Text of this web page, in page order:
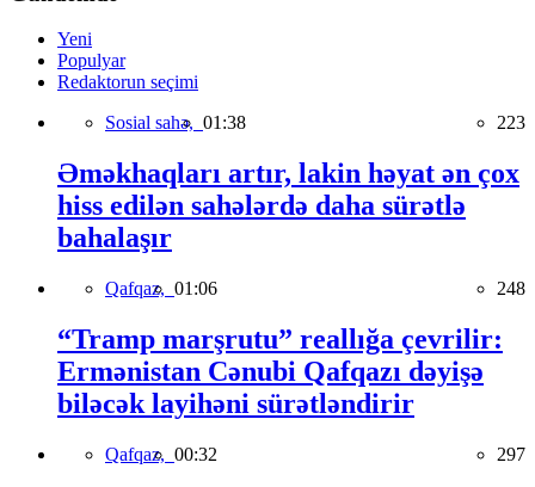
Yeni
Populyar
Redaktorun seçimi
Sosial sahə, 01:38 223
Əməkhaqları artır, lakin həyat ən çox
hiss edilən sahələrdə daha sürətlə
bahalaşır
Qafqaz, 01:06 248
“Tramp marşrutu” reallığa çevrilir:
Ermənistan Cənubi Qafqazı dəyişə
biləcək layihəni sürətləndirir
Qafqaz, 00:32 297